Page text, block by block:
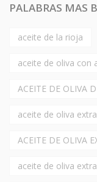
PALABRAS MAS
aceite de la rioja
aceite de oliva con
ACEITE DE OLIVA
aceite de oliva
ACEITE DE OLIVA
aceite de oliva